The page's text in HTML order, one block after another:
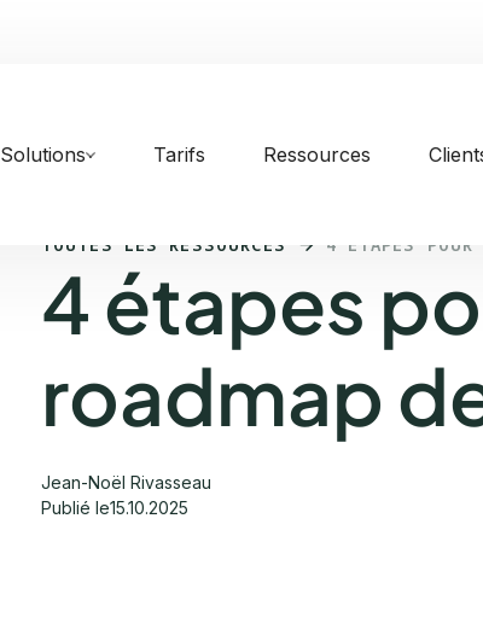
Solutions Tarifs Ressources
TOUTES LES RESSOURCES 4 ÉTAPES
4 étapes
roadmap
Jean-Noël Rivasseau
Publié le15.10.2025